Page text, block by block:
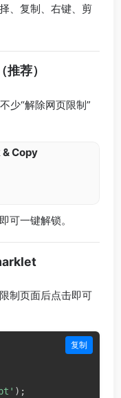
、复制、右键、剪
荐）
少“解除网页限制”
Copy
可一键解锁。
制页面后点击即可
) ;
复制